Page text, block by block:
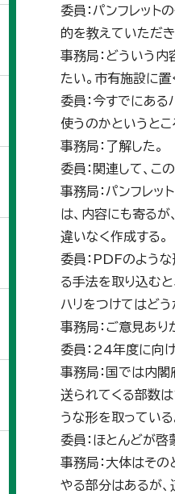
委員：パンフレット
的を教えていただき
事務局：どういう内
たい。市有施設に置
委員：今すでにある
使うのかというとこ
事務局：了解した。
委員：関連して、こ
事務局：パンフレッ
は、内容にも寄るが
違いなく作成する。
委員：PDFのよう
る手法を取り込む
ハリをつけてはどう
事務局：ご意見あり
委員：24年度に向
事務局：国では内
送られてくる部数
うな形を取っている
委員：ほとんどが啓
事務局：大体はそ
やる部分はあるが、